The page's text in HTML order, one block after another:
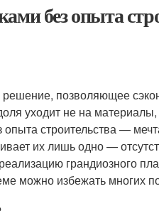
без опыта
позволяющее
уходит не на
опыта строительства —
их лишь одно —
грандиозного
можно избежать многих